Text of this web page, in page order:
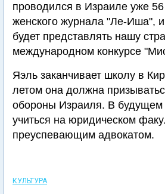
проводился в Израиле уже 56
женского журнала "Ле-Иша",
будет представлять нашу
международном конкурсе
Яэль заканчивает школу в
летом она должна
обороны Израиля. В будущем
учиться на юридическом
преуспевающим адвокатом.
КУЛЬТУРА